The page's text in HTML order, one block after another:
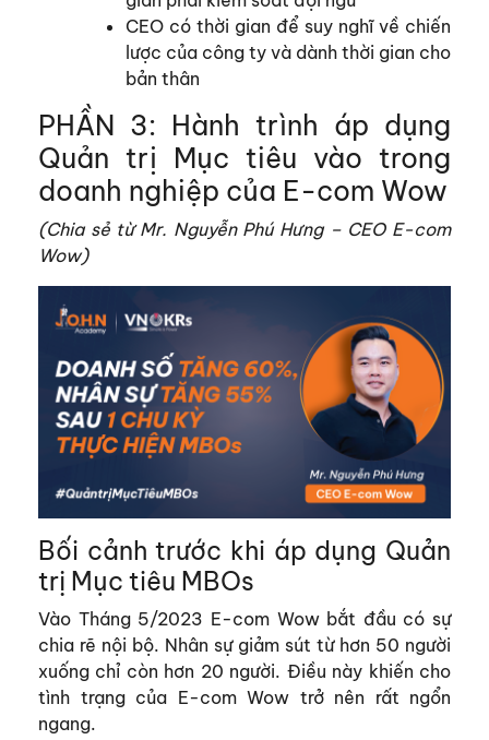
CEO có thời gian để suy nghĩ về chiến
lược của công ty và dành thời gian cho
bản thân
PHẦN 3: Hành trình áp dụng
Quản trị Mục tiêu vào trong
doanh nghiệp của E-com Wow
(Chia sẻ từ Mr. Nguyễn Phú Hưng – CEO E-com
Wow)
Bối cảnh trước khi áp dụng Quản
trị Mục tiêu MBOs
Vào Tháng 5/2023 E-com Wow bắt đầu có sự
chia rẽ nội bộ. Nhân sự giảm sút từ hơn 50 người
xuống chỉ còn hơn 20 người. Điều này khiến cho
tình trạng của E-com Wow trở nên rất ngổn
ngang.